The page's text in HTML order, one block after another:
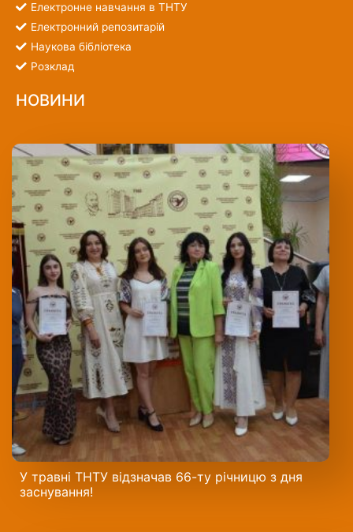
Електронне навчання в ТНТУ
Електронний репозитарій
Наукова бібліотека
Розклад
НОВИНИ
У травні ТНТУ відзначав 66-ту річницю з дня
заснування!